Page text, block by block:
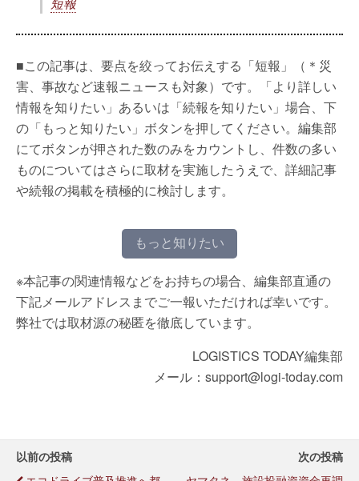
■この記事は、要点を絞ってお伝えする「短報」（＊災
害、事故など速報ニュースも対象）です。「より詳しい
情報を知りたい」あるいは「続報を知りたい」場合、下
の「もっと知りたい」ボタンを押してください。編集部
にてボタンが押された数のみをカウントし、件数の多い
ものについてはさらに取材を実施したうえで、詳細記事
や続報の掲載を積極的に検討します。
もっと知りたい
※本記事の関連情報などをお持ちの場合、編集部直通の
下記メールアドレスまでご一報いただければ幸いです。
弊社では取材源の秘匿を徹底しています。
LOGISTICS TODAY編集部
メール：support@logi-today.com
以前の投稿 次の投稿